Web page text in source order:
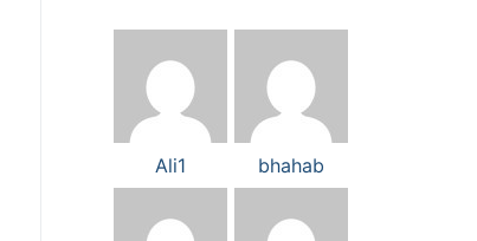
Ali1 bhahab